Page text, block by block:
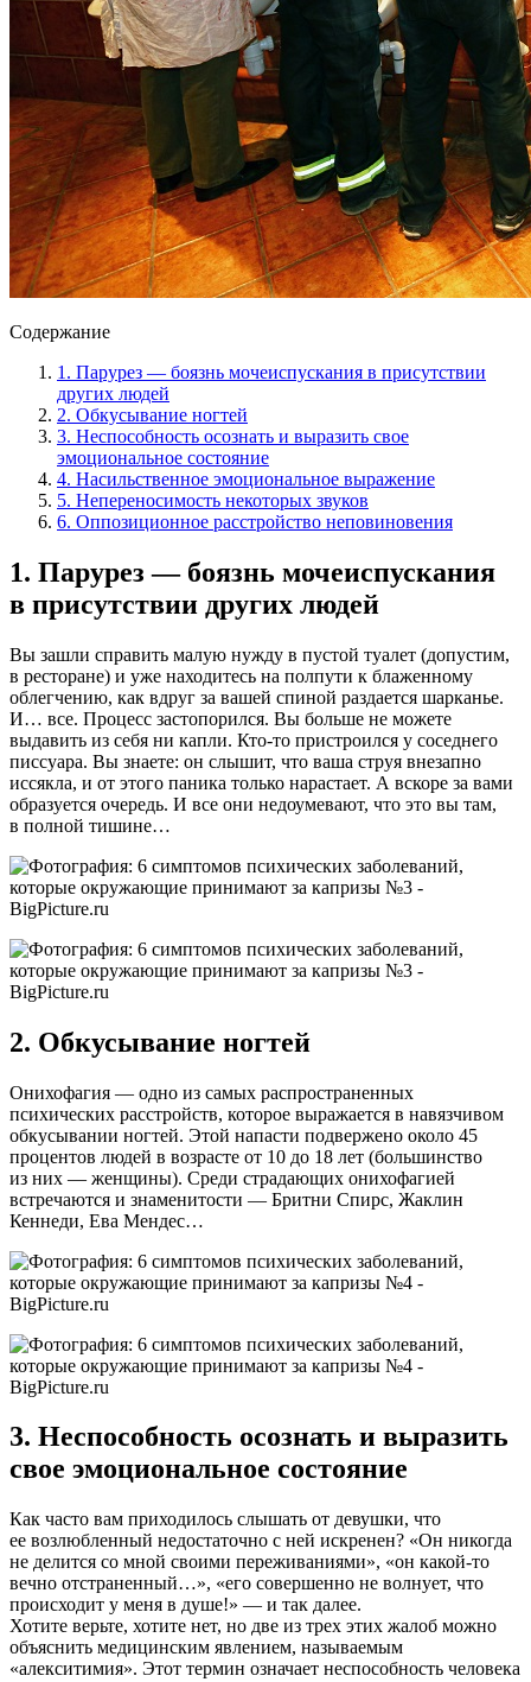
Содержание
1. Парурез — боязнь мочеиспускания в присутствии
других людей
2. Обкусывание ногтей
3. Неспособность осознать и выразить свое
эмоциональное состояние
4. Насильственное эмоциональное выражение
5. Непереносимость некоторых звуков
6. Оппозиционное расстройство неповиновения
1. Парурез — боязнь мочеиспускания
в присутствии других людей
Вы зашли справить малую нужду в пустой туалет (допустим,
в ресторане) и уже находитесь на полпути к блаженному
облегчению, как вдруг за вашей спиной раздается шарканье.
И… все. Процесс застопорился. Вы больше не можете
выдавить из себя ни капли. Кто-то пристроился у соседнего
писсуара. Вы знаете: он слышит, что ваша струя внезапно
иссякла, и от этого паника только нарастает. А вскоре за вами
образуется очередь. И все они недоумевают, что это вы там,
в полной тишине…
2. Обкусывание ногтей
Онихофагия — одно из самых распространенных
психических расстройств, которое выражается в навязчивом
обкусывании ногтей. Этой напасти подвержено около 45
процентов людей в возрасте от 10 до 18 лет (большинство
из них — женщины). Среди страдающих онихофагией
встречаются и знаменитости — Бритни Спирс, Жаклин
Кеннеди, Ева Мендес…
3. Неспособность осознать и выразить
свое эмоциональное состояние
Как часто вам приходилось слышать от девушки, что
ее возлюбленный недостаточно с ней искренен? «Он никогда
не делится со мной своими переживаниями», «он какой-то
вечно отстраненный…», «его совершенно не волнует, что
происходит у меня в душе!» — и так далее.
Хотите верьте, хотите нет, но две из трех этих жалоб можно
объяснить медицинским явлением, называемым
«алекситимия». Этот термин означает неспособность человека